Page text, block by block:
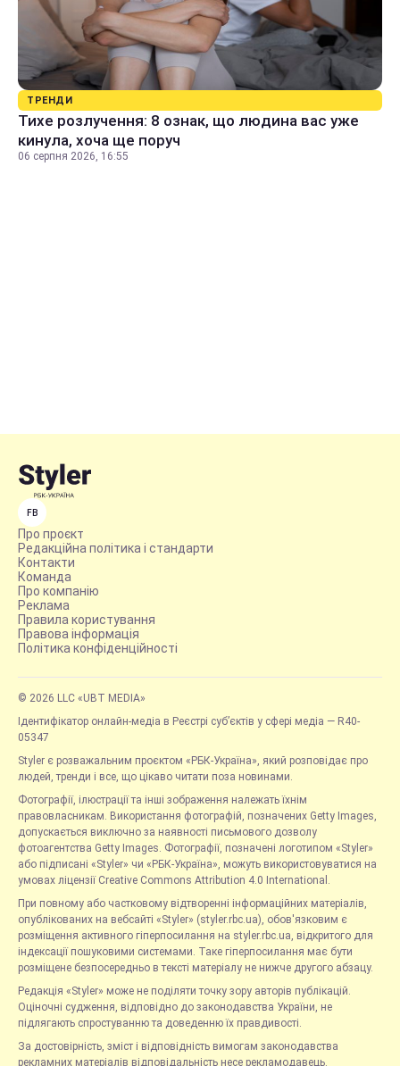
ТРЕНДИ
Тихе розлучення: 8 ознак, що людина вас уже
кинула, хоча ще поруч
06 серпня 2026, 16:55
FB
Про проєкт
Редакційна політика і стандарти
Контакти
Команда
Про компанію
Реклама
Правила користування
Правова інформація
Політика конфіденційності
© 2026 LLC «UBT MEDIA»
Ідентифікатор онлайн-медіа в Реєстрі суб’єктів у сфері медіа — R40-
05347
Styler є розважальним проєктом «РБК-Україна», який розповідає про
людей, тренди і все, що цікаво читати поза новинами.
Фотографії, ілюстрації та інші зображення належать їхнім
правовласникам. Використання фотографій, позначених Getty Images,
допускається виключно за наявності письмового дозволу
фотоагентства Getty Images. Фотографії, позначені логотипом «Styler»
або підписані «Styler» чи «РБК-Україна», можуть використовуватися на
умовах ліцензії Creative Commons Attribution 4.0 International.
При повному або частковому відтворенні інформаційних матеріалів,
опублікованих на вебсайті «Styler» (styler.rbc.ua), обов'язковим є
розміщення активного гіперпосилання на styler.rbc.ua, відкритого для
індексації пошуковими системами. Таке гіперпосилання має бути
розміщене безпосередньо в тексті матеріалу не нижче другого абзацу.
Редакція «Styler» може не поділяти точку зору авторів публікацій.
Оціночні судження, відповідно до законодавства України, не
підлягають спростуванню та доведенню їх правдивості.
За достовірність, зміст і відповідність вимогам законодавства
рекламних матеріалів відповідальність несе рекламодавець.